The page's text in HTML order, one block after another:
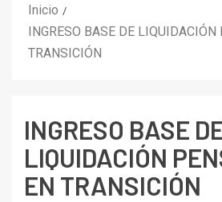
Inicio
INGRESO BASE DE
TRANSICIÓN
INGRESO BASE
LIQUIDACIÓN
EN TRANSICIÓN